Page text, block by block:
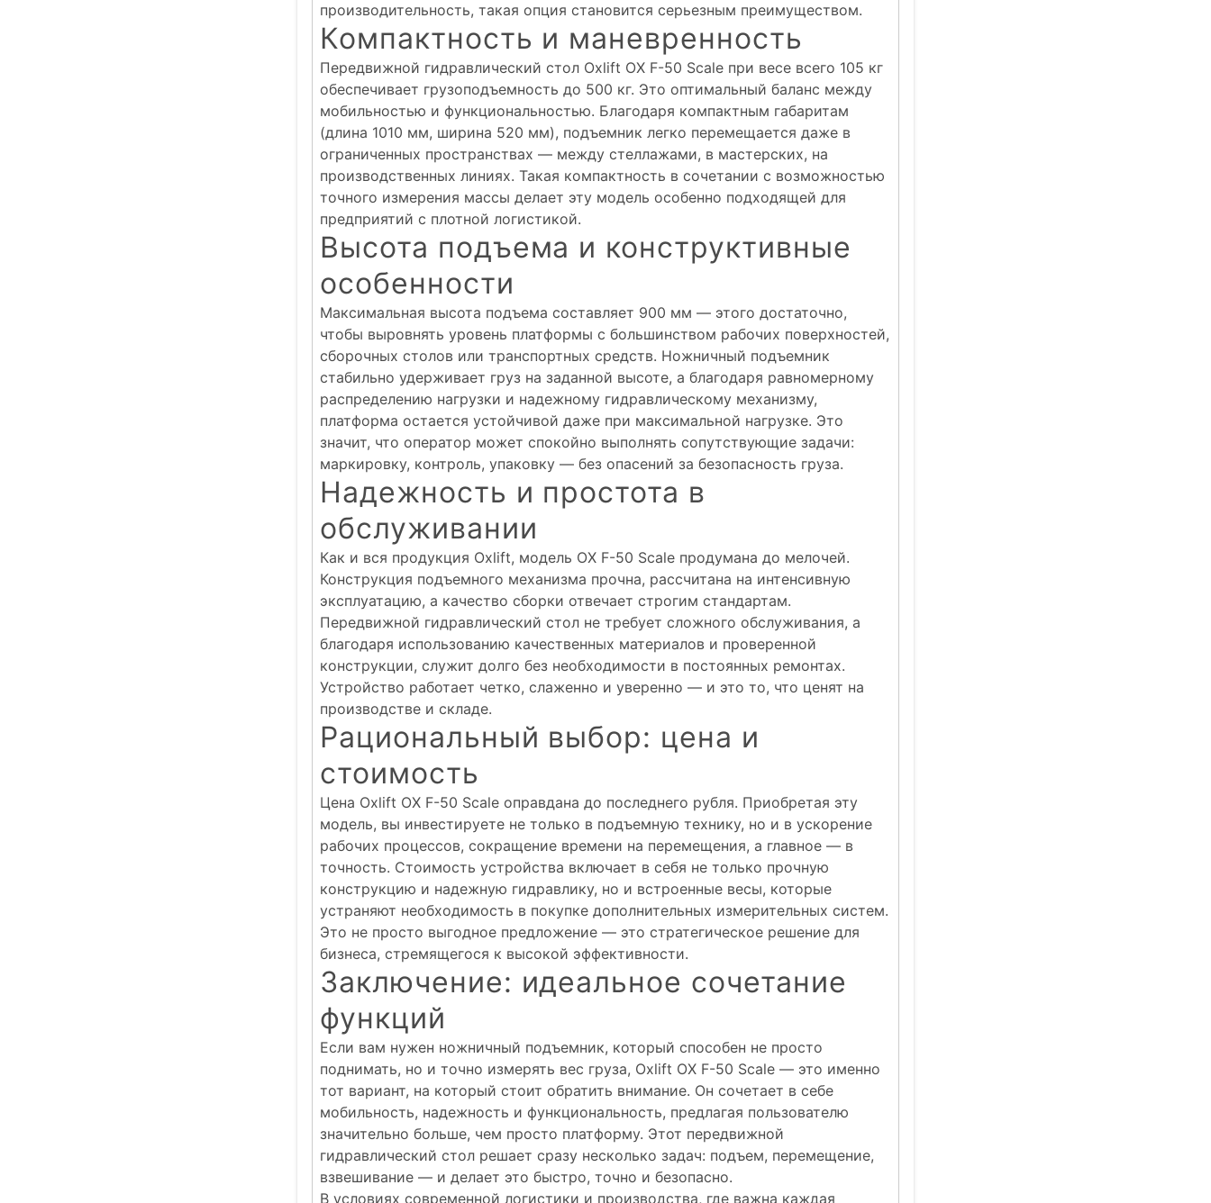
производительность, такая опция становится серьезным преимуществом.
Компактность и маневренность
Передвижной гидравлический стол Oxlift OX F-50 Scale при весе всего 105 кг
обеспечивает грузоподъемность до 500 кг. Это оптимальный баланс между
мобильностью и функциональностью. Благодаря компактным габаритам
(длина 1010 мм, ширина 520 мм), подъемник легко перемещается даже в
ограниченных пространствах — между стеллажами, в мастерских, на
производственных линиях. Такая компактность в сочетании с возможностью
точного измерения массы делает эту модель особенно подходящей для
предприятий с плотной логистикой.
Высота подъема и конструктивные
особенности
Максимальная высота подъема составляет 900 мм — этого достаточно,
чтобы выровнять уровень платформы с большинством рабочих поверхностей,
сборочных столов или транспортных средств. Ножничный подъемник
стабильно удерживает груз на заданной высоте, а благодаря равномерному
распределению нагрузки и надежному гидравлическому механизму,
платформа остается устойчивой даже при максимальной нагрузке. Это
значит, что оператор может спокойно выполнять сопутствующие задачи:
маркировку, контроль, упаковку — без опасений за безопасность груза.
Надежность и простота в
обслуживании
Как и вся продукция Oxlift, модель OX F-50 Scale продумана до мелочей.
Конструкция подъемного механизма прочна, рассчитана на интенсивную
эксплуатацию, а качество сборки отвечает строгим стандартам.
Передвижной гидравлический стол не требует сложного обслуживания, а
благодаря использованию качественных материалов и проверенной
конструкции, служит долго без необходимости в постоянных ремонтах.
Устройство работает четко, слаженно и уверенно — и это то, что ценят на
производстве и складе.
Рациональный выбор: цена и
стоимость
Цена Oxlift OX F-50 Scale оправдана до последнего рубля. Приобретая эту
модель, вы инвестируете не только в подъемную технику, но и в ускорение
рабочих процессов, сокращение времени на перемещения, а главное — в
точность. Стоимость устройства включает в себя не только прочную
конструкцию и надежную гидравлику, но и встроенные весы, которые
устраняют необходимость в покупке дополнительных измерительных систем.
Это не просто выгодное предложение — это стратегическое решение для
бизнеса, стремящегося к высокой эффективности.
Заключение: идеальное сочетание
функций
Если вам нужен ножничный подъемник, который способен не просто
поднимать, но и точно измерять вес груза, Oxlift OX F-50 Scale — это именно
тот вариант, на который стоит обратить внимание. Он сочетает в себе
мобильность, надежность и функциональность, предлагая пользователю
значительно больше, чем просто платформу. Этот передвижной
гидравлический стол решает сразу несколько задач: подъем, перемещение,
взвешивание — и делает это быстро, точно и безопасно.
В условиях современной логистики и производства, где важна каждая